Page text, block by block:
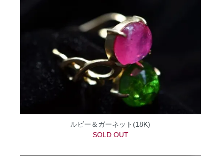
ルビー＆ガーネット(18K)
SOLD OUT